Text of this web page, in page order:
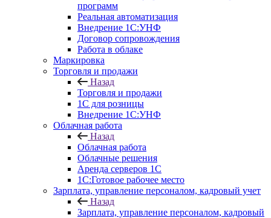
программ
Реальная автоматизация
Внедрение 1С:УНФ
Договор сопровождения
Работа в облаке
Маркировка
Торговля и продажи
Назад
Торговля и продажи
1С для розницы
Внедрение 1С:УНФ
Облачная работа
Назад
Облачная работа
Облачные решения
Аренда серверов 1С
1C:Готовое рабочее место
Зарплата, управление персоналом, кадровый учет
Назад
Зарплата, управление персоналом, кадровый